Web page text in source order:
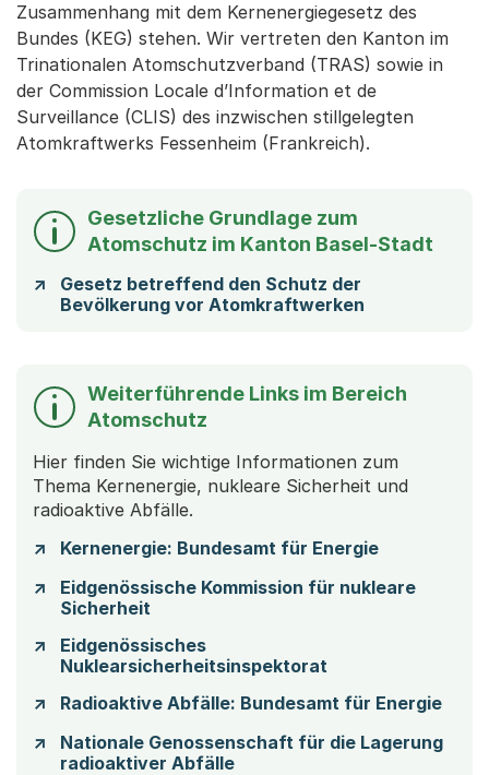
Zusammenhang mit dem Kernenergiegesetz des
Bundes (KEG) stehen. Wir vertreten den Kanton im
Trinationalen Atomschutzverband (TRAS) sowie in
der Commission Locale d’Information et de
Surveillance (CLIS) des inzwischen stillgelegten
Atomkraftwerks Fessenheim (Frankreich).
Gesetzliche Grundlage zum
Atomschutz im Kanton Basel-Stadt
Gesetz betreffend den Schutz der
Bevölkerung vor Atomkraftwerken
Weiterführende Links im Bereich
Atomschutz
Hier finden Sie wichtige Informationen zum
Thema Kernenergie, nukleare Sicherheit und
radioaktive Abfälle.
Kernenergie: Bundesamt für Energie
Eidgenössische Kommission für nukleare
Sicherheit
Eidgenössisches
Nuklearsicherheitsinspektorat
Radioaktive Abfälle: Bundesamt für Energie
Nationale Genossenschaft für die Lagerung
radioaktiver Abfälle